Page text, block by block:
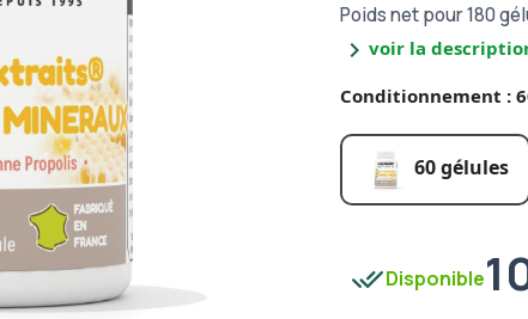
Poids net pour 180
chevron_right voir la
Conditionnement :
60 gélules
done_allDisponible